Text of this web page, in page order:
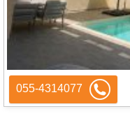
055-4314077